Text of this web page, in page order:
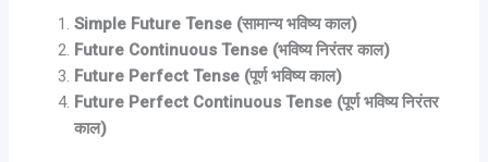
Simple Future Tense (सामान्य भविष्य काल)
Future Continuous Tense (भविष्य निरंतर काल)
Future Perfect Tense (पूर्ण भविष्य काल)
Future Perfect Continuous Tense (पूर्ण भविष्य निरंतर
काल)